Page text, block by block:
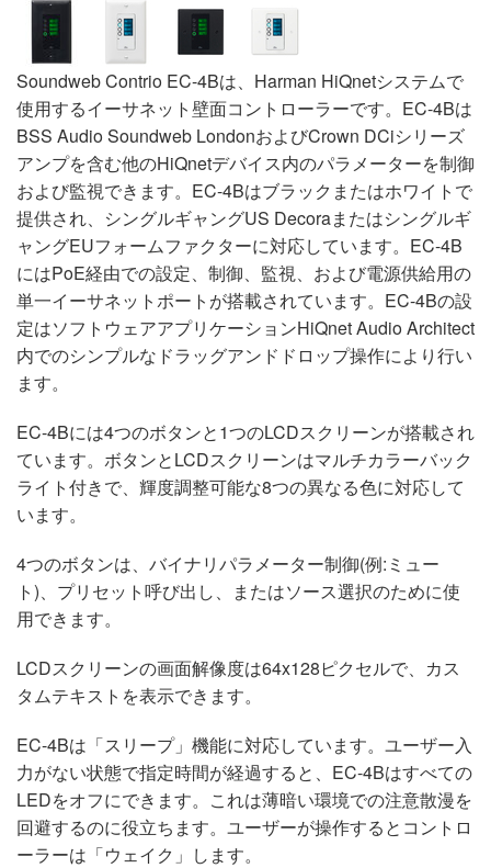
Soundweb Contrio EC-4Bは、Harman HiQnetシステムで
使用するイーサネット壁面コントローラーです。EC-4Bは
BSS Audio Soundweb LondonおよびCrown DCiシリーズ
アンプを含む他のHiQnetデバイス内のパラメーターを制御
および監視できます。EC-4Bはブラックまたはホワイトで
提供され、シングルギャングUS Decoraまたはシングルギ
ャングEUフォームファクターに対応しています。EC-4B
にはPoE経由での設定、制御、監視、および電源供給用の
単一イーサネットポートが搭載されています。EC-4Bの設
定はソフトウェアアプリケーションHiQnet Audio Architect
内でのシンプルなドラッグアンドドロップ操作により行い
ます。
EC-4Bには4つのボタンと1つのLCDスクリーンが搭載され
ています。ボタンとLCDスクリーンはマルチカラーバック
ライト付きで、輝度調整可能な8つの異なる色に対応して
います。
4つのボタンは、バイナリパラメーター制御(例:ミュー
ト)、プリセット呼び出し、またはソース選択のために使
用できます。
LCDスクリーンの画面解像度は64x128ピクセルで、カス
タムテキストを表示できます。
EC-4Bは「スリープ」機能に対応しています。ユーザー入
力がない状態で指定時間が経過すると、EC-4Bはすべての
LEDをオフにできます。これは薄暗い環境での注意散漫を
回避するのに役立ちます。ユーザーが操作するとコントロ
ーラーは「ウェイク」します。